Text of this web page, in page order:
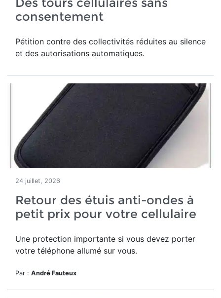
consentement
Pétition contre des collectivités réduites au silence
et des autorisations automatiques.
24 juillet, 2026
Retour des étuis anti-ondes à
petit prix pour votre cellulaire
Une protection importante si vous devez porter
votre téléphone allumé sur vous.
Par : André Fauteux